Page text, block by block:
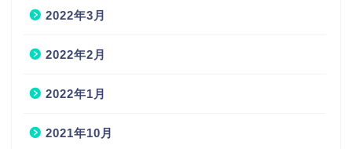
2022年3月
2022年2月
2022年1月
2021年10月